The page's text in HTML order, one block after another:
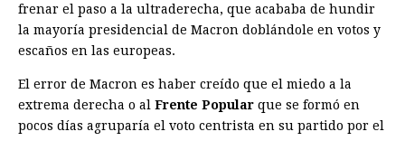
frenar el paso a la ultraderecha, que acababa de hundir
la mayoría presidencial de Macron doblándole en votos y
escaños en las europeas.
El error de Macron es haber creído que el miedo a la
extrema derecha o al Frente Popular que se formó en
pocos días agruparía el voto centrista en su partido por el